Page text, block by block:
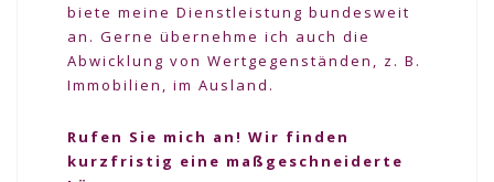
biete meine Dienstleistung bundesweit
an. Gerne übernehme ich auch die
Abwicklung von Wertgegenständen, z. B.
Immobilien, im Ausland.
Rufen Sie mich an! Wir finden
kurzfristig eine maßgeschneiderte